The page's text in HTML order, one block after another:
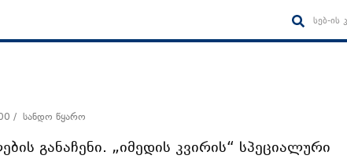
სებ-ის
/ სანდო წყარო
განაჩენი. „იმედის კვირის“ სპეციალური